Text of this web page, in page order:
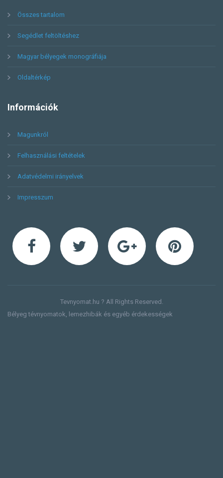
Összes tartalom
Segédlet feltöltéshez
Magyar bélyegek monográfiája
Oldaltérkép
Információk
Magunkról
Felhasználási feltételek
Adatvédelmi irányelvek
Impresszum
Tevnyomat.hu ? All Rights Reserved.
Bélyeg tévnyomatok, lemezhibák és egyéb érdekességek